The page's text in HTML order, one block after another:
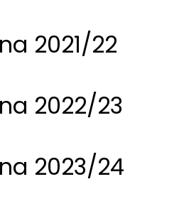
2021/22
2022/23
2023/24